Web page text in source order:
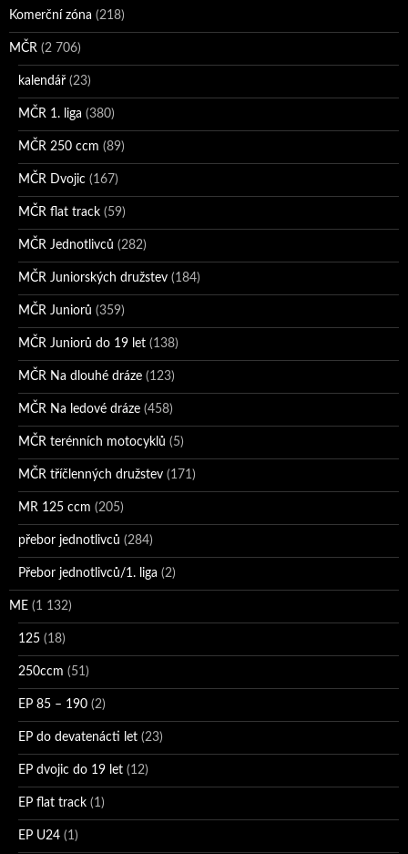
Komerční zóna (218)
MČR (2 706)
kalendář (23)
MČR 1. liga (380)
MČR 250 ccm (89)
MČR Dvojic (167)
MČR flat track (59)
MČR Jednotlivců (282)
MČR Juniorských družstev (184)
MČR Juniorů (359)
MČR Juniorů do 19 let (138)
MČR Na dlouhé dráze (123)
MČR Na ledové dráze (458)
MČR terénních motocyklů (5)
MČR tříčlenných družstev (171)
MR 125 ccm (205)
přebor jednotlivců (284)
Přebor jednotlivců/1. liga (2)
ME (1 132)
125 (18)
250ccm (51)
EP 85 – 190 (2)
EP do devatenácti let (23)
EP dvojic do 19 let (12)
EP flat track (1)
EP U24 (1)